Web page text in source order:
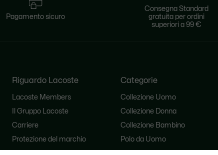
Pagamento sicuro
Consegna Standard
gratuita per ordini
superiori a 99 €
Riguardo Lacoste
Lacoste Members
Il Gruppo Lacoste
Carriere
Protezione del marchio
Categorie
Collezione Uomo
Collezione Donna
Collezione Bambino
Polo da Uomo